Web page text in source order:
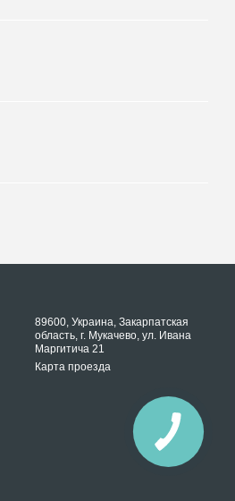
89600, Украина, Закарпатская
область, г. Мукачево, ул. Ивана
Маргитича 21
Карта проезда